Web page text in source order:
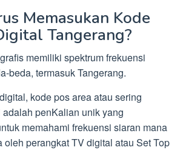
Memasukan Kode
Tangerang?
memiliki spektrum frekuensi
beda, termasuk Tangerang.
kode pos area atau sering
penKalian unik yang
memahami frekuensi siaran mana
oleh perangkat TV digital atau Set Top